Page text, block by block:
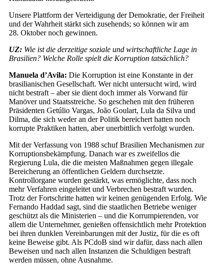
Unsere Plattform der Verteidigung der Demokratie, der Freiheit
und der Wahrheit stärkt sich zusehends; so können wir am
28. Oktober noch gewinnen.
UZ: Wie ist die derzeitige soziale und wirtschaftliche Lage in
Brasilien? Welche Rolle spielt die Korruption tatsächlich?
Manuela d’Avila: Die Korruption ist eine Konstante in der
brasilianischen Gesellschaft. Wer nicht untersucht wird, wird
nicht bestraft – aber sie dient doch immer als Vorwand für
Manöver und Staatsstreiche. So geschehen mit den früheren
Präsidenten Getúlio Vargas, João Goulart, Lula da Silva und
Dilma, die sich weder an der Politik bereichert hatten noch
korrupte Praktiken hatten, aber unerbittlich verfolgt wurden.
Mit der Verfassung von 1988 schuf Brasilien Mechanismen zur
Korruptionsbekämpfung. Danach war es zweifellos die
Regierung Lula, die die meisten Maßnahmen gegen illegale
Bereicherung an öffentlichen Geldern durchsetzte.
Kontrollorgane wurden gestärkt, was ermöglichte, dass noch
mehr Verfahren eingeleitet und Verbrechen bestraft wurden.
Trotz der Fortschritte hatten wir keinen genügenden Erfolg. Wie
Fernando Haddad sagt, sind die staatlichen Betriebe weniger
geschützt als die Ministerien – und die Korrumpierenden, vor
allem die Unternehmer, genießen offensichtlich mehr Protektion
bei ihren dunklen Vereinbarungen mit der Justiz, für die es oft
keine Beweise gibt. Als PCdoB sind wir dafür, dass nach allen
Beweisen und nach allen Instanzen die Schuldigen bestraft
werden müssen, ohne Ausnahme.